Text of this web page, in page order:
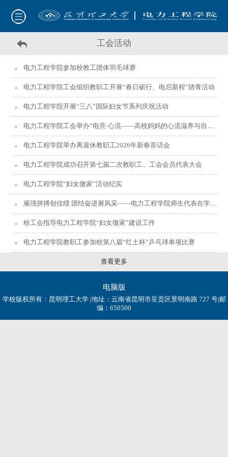
工会活动
电力工程学院参加校教工团体羽毛球赛
电力工程学院工会组织教职工开展“春日砺行、电启新程”踏青活动
电力工程学院开展“三八”国际妇女节系列庆祝活动
电力工程学院工会举办“电亮·心流——高校妈妈的心流滋养与自我联结”主题沙龙
电力工程学院举办离退休教职工2026年新春茶话会
电力工程学院成功召开第七届二次教职工、工会会员代表大会
电力工程学院“妇女微家”活动纪实
顽强拼搏创佳绩 团结奋进展风采——电力工程学院师生代表在学校田径运动会上大放异彩
校工会指导电力工程学院“妇女微家”建设工作
电力工程学院教职工参加校第八届“红土杯”乒乓球单项比赛
查看更多
电脑版
学校版权所有：昆明理工大学 |地址：云南省昆明市呈贡区景明南路 727 号|邮
编：650500